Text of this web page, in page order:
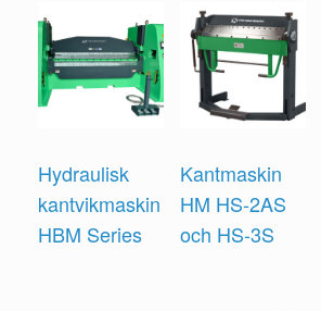
Hydraulisk
kantvikmaskin
HBM Series
Kantmaskin
HM HS-2AS
och HS-3S